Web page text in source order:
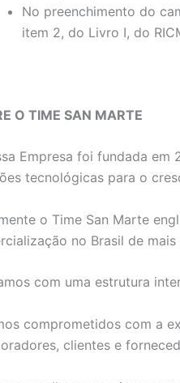
No preenchimento do
item 2, do Livro I, do
O TIME SAN MARTE
Empresa foi fundada
tecnológicas para o
o Time San Marte
no Brasil de
com uma estrutura
comprometidos com a
clientes e